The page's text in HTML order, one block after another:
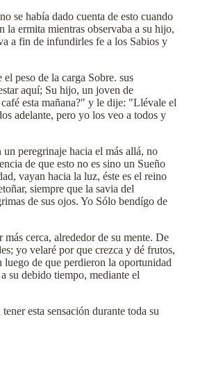
se había dado cuenta de esto cuando
ermita mientras observaba a su hijo,
a fin de infundirles fe a los Sabios y
peso de la carga Sobre. sus
aquí; Su hijo, un joven de
esta mañana?" y le dije: "Llévale el
adelante, pero yo los veo a todos y
peregrinaje hacia el más allá, no
de que esto no es sino un Sueño
vayan hacia la luz, éste es el reino
siempre que la savia del
de sus ojos. Yo Sólo bendígo de
cerca, alrededor de su mente. De
yo velaré por que crezca y dé frutos,
de que perdieron la oportunidad
su debido tiempo, mediante el
esta sensación durante toda su